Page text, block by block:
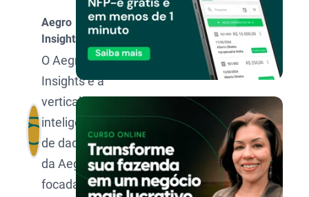
Aegro
Insights
O Aegro
Insights é a
vertical de
inteligência
de dados
da Aegro
focada no